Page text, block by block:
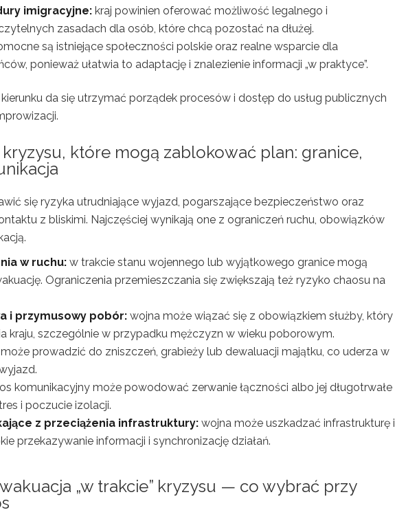
imigracyjne: kraj powinien oferować możliwość legalnego i
zasadach dla osób, które chcą pozostać na dłużej.
są istniejące społeczności polskie oraz realne wsparcie dla
ponieważ ułatwia to adaptację i znalezienie informacji „w praktyce”.
da się utrzymać porządek procesów i dostęp do usług publicznych
kryzysu, które mogą zablokować plan: granice,
się ryzyka utrudniające wyjazd, pogarszające bezpieczeństwo oraz
z bliskimi. Najczęściej wynikają one z ograniczeń ruchu, obowiązków
w ruchu: w trakcie stanu wojennego lub wyjątkowego granice mogą
Ograniczenia przemieszczania się zwiększają też ryzyko chaosu na
i przymusowy pobór: wojna może wiązać się z obowiązkiem służby, który
kraju, szczególnie w przypadku mężczyzn w wieku poborowym.
prowadzić do zniszczeń, grabieży lub dewaluacji majątku, co uderza w
komunikacyjny może powodować zerwanie łączności albo jej długotrwałe
i poczucie izolacji.
z przeciążenia infrastruktury: wojna może uszkadzać infrastrukturę i
przekazywanie informacji i synchronizację działań.
„w trakcie” kryzysu — co wybrać przy